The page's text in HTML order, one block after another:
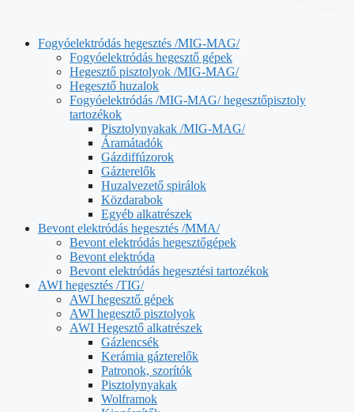
Fogyóelektródás hegesztés /MIG-MAG/
Fogyóelektródás hegesztő gépek
Hegesztő pisztolyok /MIG-MAG/
Hegesztő huzalok
Fogyóelektródás /MIG-MAG/ hegesztőpisztoly
tartozékok
Pisztolynyakak /MIG-MAG/
Áramátadók
Gázdiffúzorok
Gázterelők
Huzalvezető spirálok
Közdarabok
Egyéb alkatrészek
Bevont elektródás hegesztés /MMA/
Bevont elektródás hegesztőgépek
Bevont elektróda
Bevont elektródás hegesztési tartozékok
AWI hegesztés /TIG/
AWI hegesztő gépek
AWI hegesztő pisztolyok
AWI Hegesztő alkatrészek
Gázlencsék
Kerámia gázterelők
Patronok, szorítók
Pisztolynyakak
Wolframok